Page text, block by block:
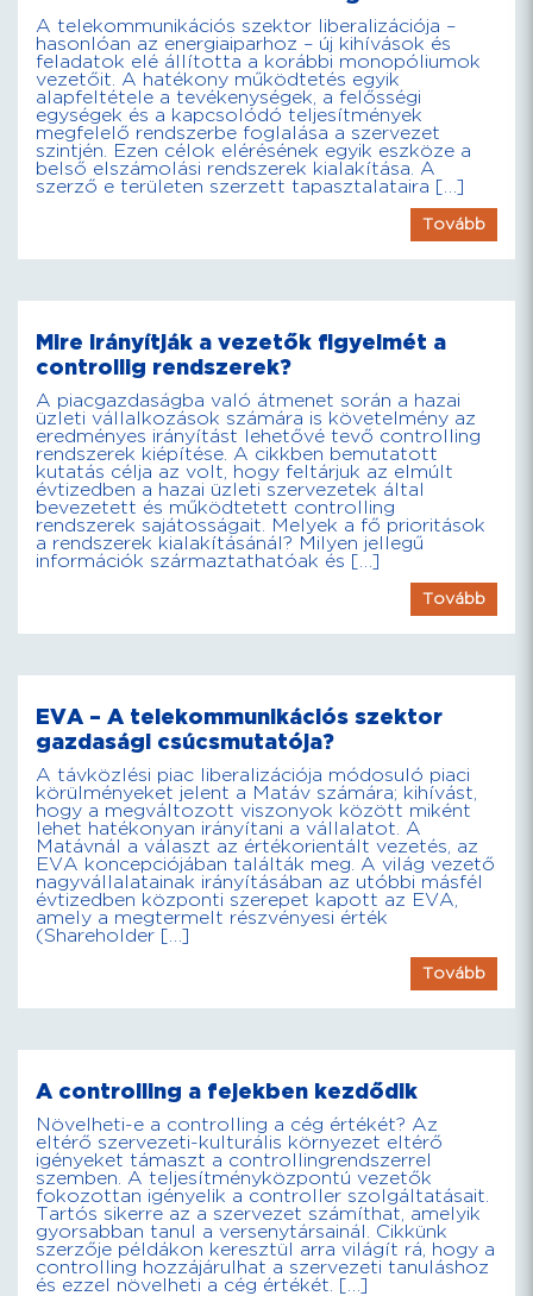
A telekommunikációs szektor liberalizációja –
hasonlóan az energiaiparhoz – új kihívások és
feladatok elé állította a korábbi monopóliumok
vezetőit. A hatékony működtetés egyik
alapfeltétele a tevékenységek, a felősségi
egységek és a kapcsolódó teljesítmények
megfelelő rendszerbe foglalása a szervezet
szintjén. Ezen célok elérésének egyik eszköze a
belső elszámolási rendszerek kialakítása. A
szerző e területen szerzett tapasztalataira […]
Tovább
Mire irányítják a vezetők figyelmét a
controllig rendszerek?
A piacgazdaságba való átmenet során a hazai
üzleti vállalkozások számára is követelmény az
eredményes irányítást lehetővé tevő controlling
rendszerek kiépítése. A cikkben bemutatott
kutatás célja az volt, hogy feltárjuk az elmúlt
évtizedben a hazai üzleti szervezetek által
bevezetett és működtetett controlling
rendszerek sajátosságait. Melyek a fő prioritások
a rendszerek kialakításánál? Milyen jellegű
információk származtathatóak és […]
Tovább
EVA – A telekommunikációs szektor
gazdasági csúcsmutatója?
A távközlési piac liberalizációja módosuló piaci
körülményeket jelent a Matáv számára; kihívást,
hogy a megváltozott viszonyok között miként
lehet hatékonyan irányítani a vállalatot. A
Matávnál a választ az értékorientált vezetés, az
EVA koncepciójában találták meg. A világ vezető
nagyvállalatainak irányításában az utóbbi másfél
évtizedben központi szerepet kapott az EVA,
amely a megtermelt részvényesi érték
(Shareholder […]
Tovább
A controlling a fejekben kezdődik
Növelheti-e a controlling a cég értékét? Az
eltérő szervezeti-kulturális környezet eltérő
igényeket támaszt a controllingrendszerrel
szemben. A teljesítményközpontú vezetők
fokozottan igényelik a controller szolgáltatásait.
Tartós sikerre az a szervezet számíthat, amelyik
gyorsabban tanul a versenytársainál. Cikkünk
szerzője példákon keresztül arra világít rá, hogy a
controlling hozzájárulhat a szervezeti tanuláshoz
és ezzel növelheti a cég értékét. […]